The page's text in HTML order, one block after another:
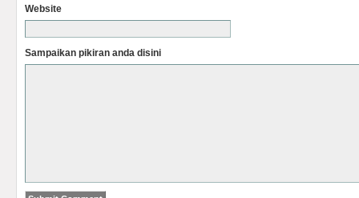
Website
Sampaikan pikiran anda disini